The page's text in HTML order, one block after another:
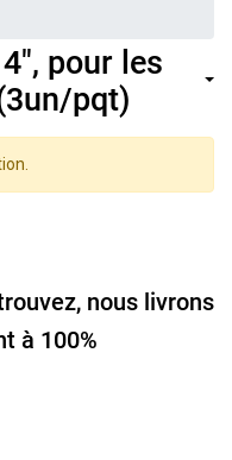
pour les
pqt)
nous livrons
à 100%